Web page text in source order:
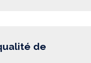
de